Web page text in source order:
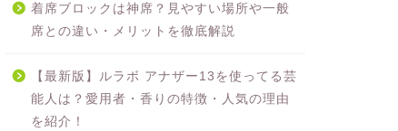
着席ブロックは神席？見やすい場所や一般
席との違い・メリットを徹底解説
【最新版】ルラボ アナザー13を使ってる芸
能人は？愛用者・香りの特徴・人気の理由
を紹介！